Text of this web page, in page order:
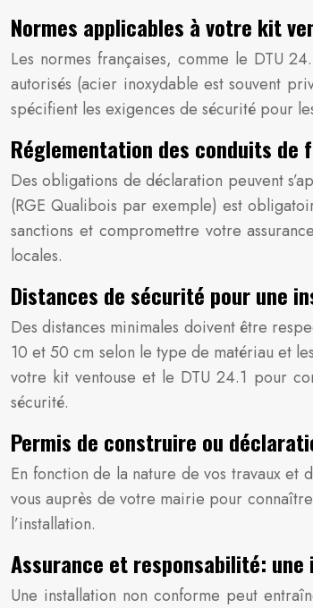
Normes applicables à votre kit
Les normes françaises, comme le DTU
autorisés (acier inoxydable est souvent
spécifient les exigences de sécurité pour
Réglementation des conduits
Des obligations de déclaration peuvent
(RGE Qualibois par exemple) est
sanctions et compromettre votre
locales.
Distances de sécurité pour une
Des distances minimales doivent être
10 et 50 cm selon le type de matériau et
votre kit ventouse et le DTU 24.1 pour
sécurité.
Permis de construire ou
En fonction de la nature de vos travaux et
vous auprès de votre mairie pour
l’installation.
Assurance et responsabilité:
Une installation non conforme peut